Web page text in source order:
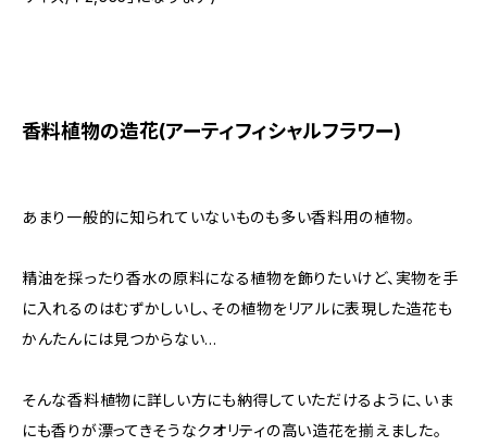
香料植物の造花(アーティフィシャルフラワー)
あまり一般的に知られていないものも多い香料用の植物。
精油を採ったり香水の原料になる植物を飾りたいけど、実物を手
に入れるのはむずかしいし、その植物をリアルに表現した造花も
かんたんには見つからない...
そんな香料植物に詳しい方にも納得していただけるように、いま
にも香りが漂ってきそうなクオリティの高い造花を揃えました。